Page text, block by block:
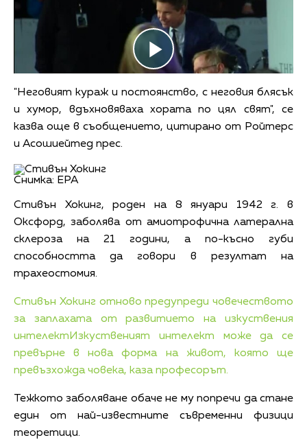
"Неговият кураж и постоянство, с неговия блясък
и хумор, вдъхновяваха хората по цял свят", се
казва още в съобщението, цитирано от Ройтерс
и Асошиейтед прес.
Снимка: EPA
Стивън Хокинг, роден на 8 януари 1942 г. в
Оксфорд, заболява от амиотрофична латерална
склероза на 21 години, а по-късно губи
способността да говори в резултат на
трахеостомия.
Стивън Хокинг отново предупреди човечеството
за заплахата от развитието на изкуствения
интелект Изкуственият интелект може да се
превърне в нова форма на живот, която ще
превъзхожда човека, каза професорът.
Тежкото заболяване обаче не му попречи да стане
един от най-известните съвременни физици
теоретици.